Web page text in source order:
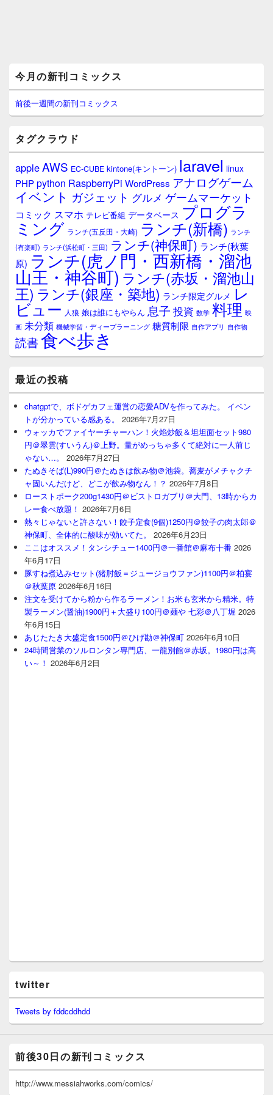
イ
ン
サ
イ
ウ
ィ
ジ
ェ
ア
今月の新刊コミックス
前後一週間の新刊コミックス
タグクラウド
appleAWS EC-CUBE kintone(キントーン) laravel linux
PHPpython RaspberryPi WordPress アナログゲーム
イベント ガジェット グルメ ゲームマーケット
コミック スマホ テレビ番組 データベース プログラ
ミング ランチ(五反田・大崎) ランチ(新橋) ランチ
(有楽町) ランチ(浜松町・三田) ランチ(神保町) ランチ(秋葉
原) ランチ(虎ノ門・西新橋・溜池
山王・神谷町) ランチ(赤坂・溜池山
王) ランチ(銀座・築地) ランチ限定グルメ レ
ビュー 人狼 娘は誰にもやらん 息子 投資 数学 料理 映
画 未分類 機械学習・ディープラーニング 糖質制限 自作アプリ 自作物
読書食べ歩き
最近の投稿
chatgptで、ボドゲカフェ運営の恋愛ADVを作ってみた。 イベン
トが分かっている感ある。
2026年7月27日
ウォッカでファイヤーチャーハン！火焰炒飯＆坦坦面セット980
円＠翠雲(すいうん)＠上野。量がめっちゃ多くて絶対に一人前じ
ゃない…。
2026年7月27日
たぬきそば(L)990円＠たぬきは飲み物＠池袋。蕎麦がメチャクチ
ャ固いんだけど、どこが飲み物なん！？ 2026年7月8日
ローストポーク200g1430円＠ビストロガブリ＠大門、13時からカ
レー食べ放題！ 2026年7月6日
熱々じゃないと許さない！餃子定食(9個)1250円＠餃子の肉太郎＠
神保町、全体的に酸味が効いてた。
2026年6月23日
ここはオススメ！タンシチュー1400円＠一番館＠麻布十番 2026
年6月17日
豚すね煮込みセット(猪肘飯＝ジュージョウファン)1100円＠柏宴
＠秋葉原 2026年6月16日
注文を受けてから粉から作るラーメン！お米も玄米から精米。特
製ラーメン(醤油)1900円＋大盛り100円＠麺や 七彩＠八丁堀 2026
年6月15日
あじたたき大盛定食1500円＠ひげ勘＠神保町 2026年6月10日
24時間営業のソルロンタン専門店、一龍別館＠赤坂。1980円は高
い～！ 2026年6月2日
twitter
Tweets by fddcddhdd
前後30日の新刊コミックス
http://www.messiahworks.com/comics/